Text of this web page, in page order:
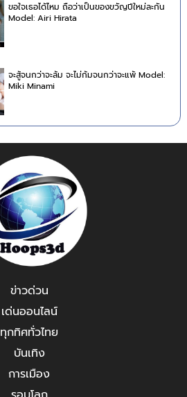
ขอใจเธอได้ไหม ถือว่าเป็นของขวัญปีใหม่ละกัน
Model: Airi Hirata
จะสู้จนกว่าจะล้ม จะไม่ก้มจนกว่าจะแพ้ Model:
Miki Minami
ข่าวด่วน
เด่นออนไลน์
ทุกทิศทั่วไทย
บันเทิง
การเมือง